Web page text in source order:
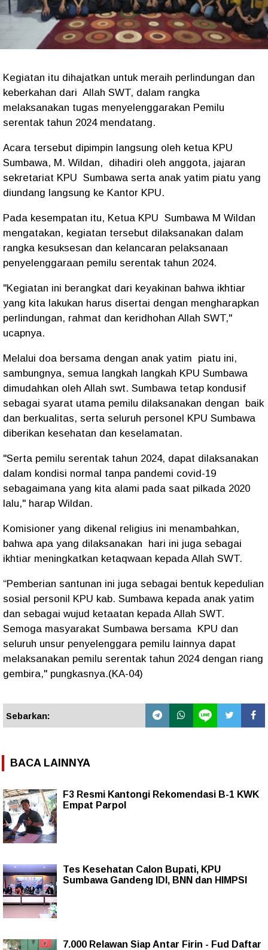
Kegiatan itu dihajatkan untuk meraih perlindungan dan
keberkahan dari Allah SWT, dalam rangka
melaksanakan tugas menyelenggarakan Pemilu
serentak tahun 2024 mendatang.
Acara tersebut dipimpin langsung oleh ketua KPU
Sumbawa, M. Wildan, dihadiri oleh anggota, jajaran
sekretariat KPU Sumbawa serta anak yatim piatu yang
diundang langsung ke Kantor KPU.
Pada kesempatan itu, Ketua KPU Sumbawa M Wildan
mengatakan, kegiatan tersebut dilaksanakan dalam
rangka kesuksesan dan kelancaran pelaksanaan
penyelenggaraan pemilu serentak tahun 2024.
"Kegiatan ini berangkat dari keyakinan bahwa ikhtiar
yang kita lakukan harus disertai dengan mengharapkan
perlindungan, rahmat dan keridhohan Allah SWT,"
ucapnya.
Melalui doa bersama dengan anak yatim piatu ini,
sambungnya, semua langkah langkah KPU Sumbawa
dimudahkan oleh Allah swt. Sumbawa tetap kondusif
sebagai syarat utama pemilu dilaksanakan dengan baik
dan berkualitas, serta seluruh personel KPU Sumbawa
diberikan kesehatan dan keselamatan.
"Serta pemilu serentak tahun 2024, dapat dilaksanakan
dalam kondisi normal tanpa pandemi covid-19
sebagaimana yang kita alami pada saat pilkada 2020
lalu," harap Wildan.
Komisioner yang dikenal religius ini menambahkan,
bahwa apa yang dilaksanakan hari ini juga sebagai
ikhtiar meningkatkan ketaqwaan kepada Allah SWT.
“Pemberian santunan ini juga sebagai bentuk kepedulian
sosial personil KPU kab. Sumbawa kepada anak yatim
dan sebagai wujud ketaatan kepada Allah SWT.
Semoga masyarakat Sumbawa bersama KPU dan
seluruh unsur penyelenggara pemilu lainnya dapat
melaksanakan pemilu serentak tahun 2024 dengan riang
gembira," pungkasnya.(KA-04)
Sebarkan:
BACA LAINNYA
F3 Resmi Kantongi Rekomendasi B-1 KWK
Empat Parpol
Tes Kesehatan Calon Bupati, KPU
Sumbawa Gandeng IDI, BNN dan HIMPSI
7.000 Relawan Siap Antar Firin - Fud Daftar